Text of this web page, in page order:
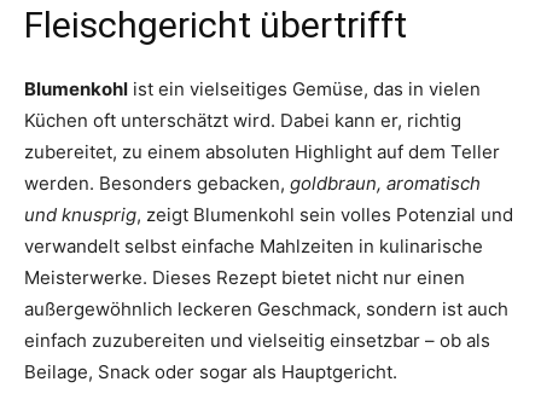
Fleischgericht übertrifft
Blumenkohl ist ein vielseitiges Gemüse, das in vielen
Küchen oft unterschätzt wird. Dabei kann er, richtig
zubereitet, zu einem absoluten Highlight auf dem Teller
werden. Besonders gebacken, goldbraun, aromatisch
und knusprig, zeigt Blumenkohl sein volles Potenzial und
verwandelt selbst einfache Mahlzeiten in kulinarische
Meisterwerke. Dieses Rezept bietet nicht nur einen
außergewöhnlich leckeren Geschmack, sondern ist auch
einfach zuzubereiten und vielseitig einsetzbar – ob als
Beilage, Snack oder sogar als Hauptgericht.